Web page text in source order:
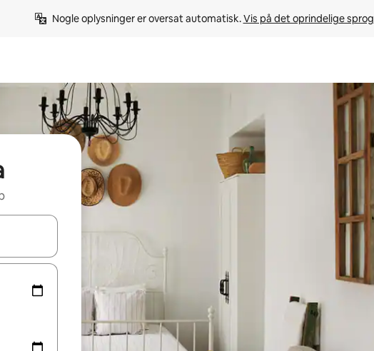
Nogle oplysninger er oversat automatisk. Vis på det oprindelige sprog
med piletasterne op og ned eller se mere ved at trykke eller stryge.